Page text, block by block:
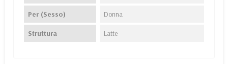
Per (Sesso) Donna
Struttura Latte